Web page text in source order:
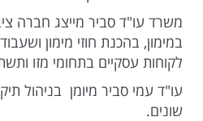
משרד עו"ד סביר מייצג חברה
במימון, בהכנת חוזי מימון
לקוחות עסקיים בתחומי מזו
עו"ד עמי סביר מיומן בניהול
שונים.